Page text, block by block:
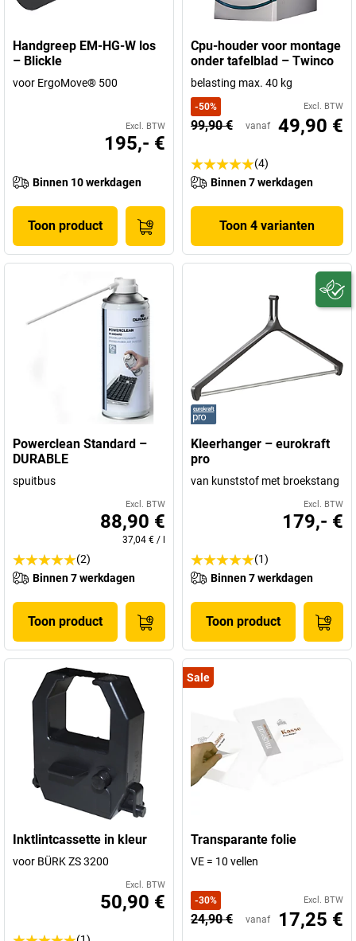
Handgreep EM-HG-W los
– Blickle
voor ErgoMove® 500
Excl. BTW
195,- €
Binnen 10 werkdagen
Toon product
Cpu-houder voor montage
onder tafelblad – Twinco
belasting max. 40 kg
-50% Excl. BTW
99,90 € vanaf 49,90 €
(4)
Binnen 7 werkdagen
Toon 4 varianten
Powerclean Standard –
DURABLE
spuitbus
Excl. BTW
88,90 €
37,04 € /
(2)
Binnen 7 werkdagen
Toon product
Kleerhanger – eurokraft
pro
van kunststof met broekstang
Excl. BTW
179,- €
(1)
Binnen 7 werkdagen
Toon product
Inktlintcassette in kleur
voor BÜRK ZS 3200
Excl. BTW
50,90 €
Sale
Transparante folie
VE = 10 vellen
-30% Excl. BTW
24,90 € vanaf 17,25 €